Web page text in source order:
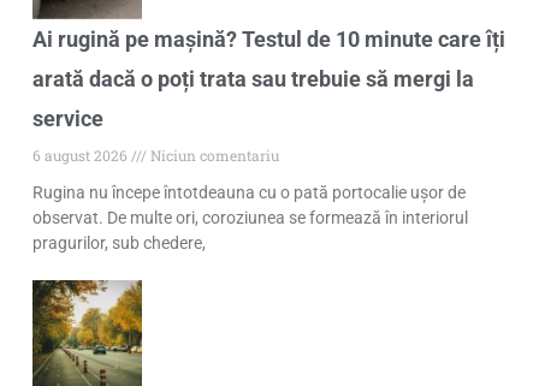
Ai rugină pe mașină? Testul de 10 minute care îți
arată dacă o poți trata sau trebuie să mergi la
service
6 august 2026
Niciun comentariu
Rugina nu începe întotdeauna cu o pată portocalie ușor de
observat. De multe ori, coroziunea se formează în interiorul
pragurilor, sub chedere,